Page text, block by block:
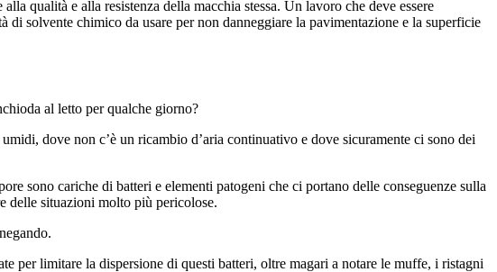
qualità e alla resistenza della macchia stessa. Un lavoro che deve essere
di solvente chimico da usare per non danneggiare la pavimentazione e la superficie
al letto per qualche giorno?
dove non c’è un ricambio d’aria continuativo e dove sicuramente ci sono dei
sono cariche di batteri e elementi patogeni che ci portano delle conseguenze sulla
delle situazioni molto più pericolose.
per limitare la dispersione di questi batteri, oltre magari a notare le muffe, i ristagni